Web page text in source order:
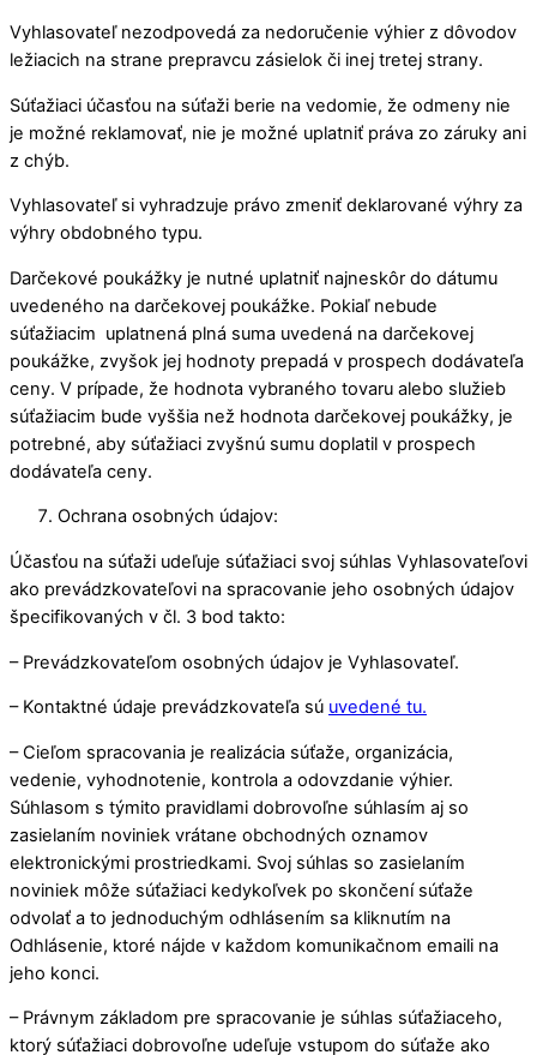
Vyhlasovateľ nezodpovedá za nedoručenie výhier z dôvodov
ležiacich na strane prepravcu zásielok či inej tretej strany.
Súťažiaci účasťou na súťaži berie na vedomie, že odmeny nie
je možné reklamovať, nie je možné uplatniť práva zo záruky ani
z chýb.
Vyhlasovateľ si vyhradzuje právo zmeniť deklarované výhry za
výhry obdobného typu.
Darčekové poukážky je nutné uplatniť najneskôr do dátumu
uvedeného na darčekovej poukážke. Pokiaľ nebude
súťažiacim uplatnená plná suma uvedená na darčekovej
poukážke, zvyšok jej hodnoty prepadá v prospech dodávateľa
ceny. V prípade, že hodnota vybraného tovaru alebo služieb
súťažiacim bude vyššia než hodnota darčekovej poukážky, je
potrebné, aby súťažiaci zvyšnú sumu doplatil v prospech
dodávateľa ceny.
Ochrana osobných údajov:
Účasťou na súťaži udeľuje súťažiaci svoj súhlas Vyhlasovateľovi
ako prevádzkovateľovi na spracovanie jeho osobných údajov
špecifikovaných v čl. 3 bod takto:
– Prevádzkovateľom osobných údajov je Vyhlasovateľ.
– Kontaktné údaje prevádzkovateľa sú uvedené tu.
– Cieľom spracovania je realizácia súťaže, organizácia,
vedenie, vyhodnotenie, kontrola a odovzdanie výhier.
Súhlasom s týmito pravidlami dobrovoľne súhlasím aj so
zasielaním noviniek vrátane obchodných oznamov
elektronickými prostriedkami. Svoj súhlas so zasielaním
noviniek môže súťažiaci kedykoľvek po skončení súťaže
odvolať a to jednoduchým odhlásením sa kliknutím na
Odhlásenie, ktoré nájde v každom komunikačnom emaili na
jeho konci.
– Právnym základom pre spracovanie je súhlas súťažiaceho,
ktorý súťažiaci dobrovoľne udeľuje vstupom do súťaže ako